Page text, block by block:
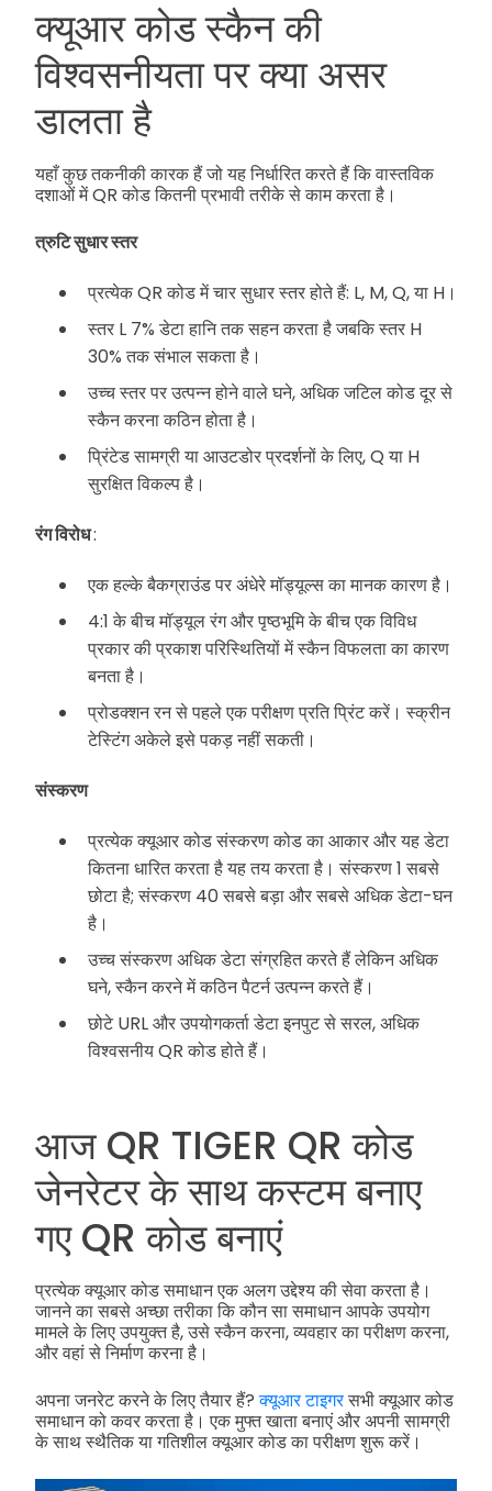
क्यूआर कोड स्कैन की
विश्वसनीयता पर क्या असर
डालता है
यहाँ कुछ तकनीकी कारक हैं जो यह निर्धारित करते हैं कि वास्तविक
दशाओं में QR कोड कितनी प्रभावी तरीके से काम करता है।
त्रुटि सुधार स्तर
प्रत्येक QR कोड में चार सुधार स्तर होते हैं: L, M, Q, या H।
स्तर L 7% डेटा हानि तक सहन करता है जबकि स्तर H
30% तक संभाल सकता है।
उच्च स्तर पर उत्पन्न होने वाले घने, अधिक जटिल कोड दूर से
स्कैन करना कठिन होता है।
प्रिंटेड सामग्री या आउटडोर प्रदर्शनों के लिए, Q या H
सुरक्षित विकल्प है।
रंग विरोध:
एक हल्के बैकग्राउंड पर अंधेरे मॉड्यूल्स का मानक कारण है।
4:1 के बीच मॉड्यूल रंग और पृष्ठभूमि के बीच एक विविध
प्रकार की प्रकाश परिस्थितियों में स्कैन विफलता का कारण
बनता है।
प्रोडक्शन रन से पहले एक परीक्षण प्रति प्रिंट करें। स्क्रीन
टेस्टिंग अकेले इसे पकड़ नहीं सकती।
संस्करण
प्रत्येक क्यूआर कोड संस्करण कोड का आकार और यह डेटा
कितना धारित करता है यह तय करता है। संस्करण 1 सबसे
छोटा है; संस्करण 40 सबसे बड़ा और सबसे अधिक डेटा-घन
है।
उच्च संस्करण अधिक डेटा संग्रहित करते हैं लेकिन अधिक
घने, स्कैन करने में कठिन पैटर्न उत्पन्न करते हैं।
छोटे URL और उपयोगकर्ता डेटा इनपुट से सरल, अधिक
विश्वसनीय QR कोड होते हैं।
आज QR TIGER QR कोड
जेनरेटर के साथ कस्टम बनाए
गए QR कोड बनाएं
प्रत्येक क्यूआर कोड समाधान एक अलग उद्देश्य की सेवा करता है।
जानने का सबसे अच्छा तरीका कि कौन सा समाधान आपके उपयोग
मामले के लिए उपयुक्त है, उसे स्कैन करना, व्यवहार का परीक्षण करना,
और वहां से निर्माण करना है।
अपना जनरेट करने के लिए तैयार हैं?क्यूआर टाइगरसभी क्यूआर कोड
समाधान को कवर करता है। एक मुफ्त खाता बनाएं और अपनी सामग्री
के साथ स्थैतिक या गतिशील क्यूआर कोड का परीक्षण शुरू करें।